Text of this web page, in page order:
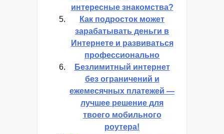
интересные знакомства?
Как подросток может
зарабатывать деньги в
Интернете и развиваться
профессионально
Безлимитный интернет
без ограничений и
ежемесячных платежей —
лучшее решение для
твоего мобильного
роутера!